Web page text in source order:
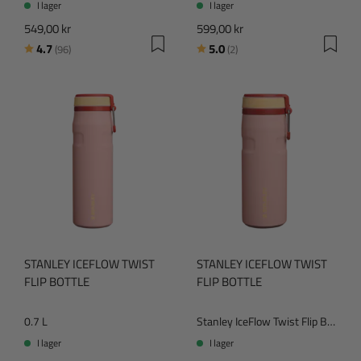
I lager
549,00 kr
Betyg:
4.7(96)utav 5 stjärnor
I lager
599,00 kr
Betyg:
5.0(2)utav 5 stjärnor
STANLEY ICEFLOW TWIST
FLIP BOTTLE
0.7 L
I lager
STANLEY ICEFLOW TWIST
FLIP BOTTLE
Stanley IceFlow Twist Flip Bottle
I lager